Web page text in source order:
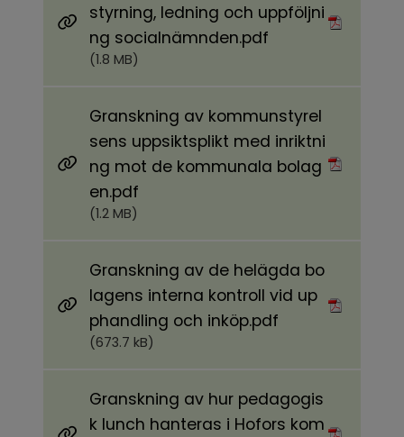
styrning, ledning och uppföljni
ng socialnämnden.pdf
(1.8 MB)
Granskning av kommunstyrel
sens uppsiktsplikt med inriktni
ng mot de kommunala bolag
en.pdf
(1.2 MB)
Granskning av de helägda bo
lagens interna kontroll vid up
phandling och inköp.pdf
(673.7 kB)
Granskning av hur pedagogis
k lunch hanteras i Hofors kom